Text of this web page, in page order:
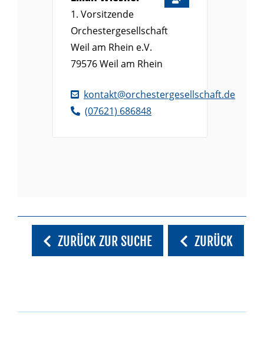
1. Vorsitzende
Orchestergesellschaft
Weil am Rhein e.V.
79576Weil am Rhein
kontakt@orchestergesellschaft.de
(07621) 686848
ZURÜCK ZUR SUCHE ZURÜCK